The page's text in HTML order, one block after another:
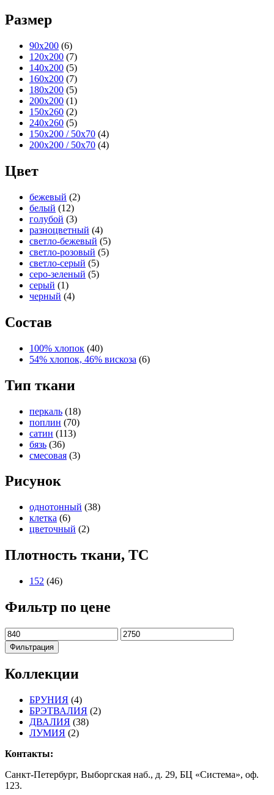
Размер
90x200 (6)
120x200 (7)
140x200 (5)
160x200 (7)
180x200 (5)
200x200 (1)
150x260 (2)
240x260 (5)
150x200 / 50x70 (4)
200x200 / 50x70 (4)
Цвет
бежевый (2)
белый (12)
голубой (3)
разноцветный (4)
светло-бежевый (5)
светло-розовый (5)
светло-серый (5)
серо-зеленый (5)
серый (1)
черный (4)
Состав
100% хлопок (40)
54% хлопок, 46% вискоза (6)
Тип ткани
перкаль (18)
поплин (70)
сатин (113)
бязь (36)
смесовая (3)
Рисунок
однотонный (38)
клетка (6)
цветочный (2)
Плотность ткани, TC
152 (46)
Фильтр по цене
Минимальная
цена
Максимальная
цена
Фильтрация
Коллекции
БРУНИЯ (4)
БРЭТВАЛИЯ (2)
ДВАЛИЯ (38)
ЛУМИЯ (2)
Контакты:
Санкт-Петербург, Выборгская наб., д. 29, БЦ «Система», оф.
123.